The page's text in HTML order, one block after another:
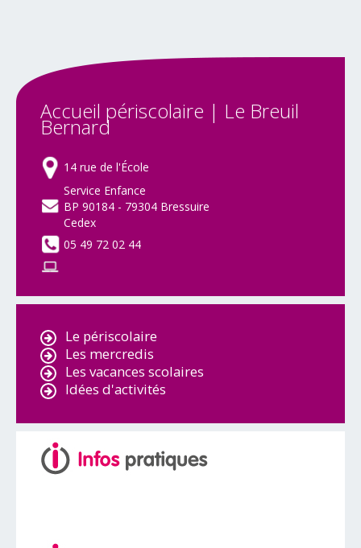
Accueil périscolaire | Le Breuil
Bernard
14 rue de l'École
Service Enfance
BP 90184 - 79304 Bressuire
Cedex
05 49 72 02 44
Le périscolaire
Les mercredis
Les vacances scolaires
Idées d'activités